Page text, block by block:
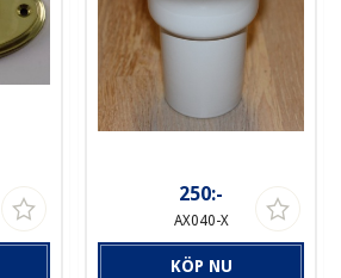
250:-
AX040-X
KÖP NU